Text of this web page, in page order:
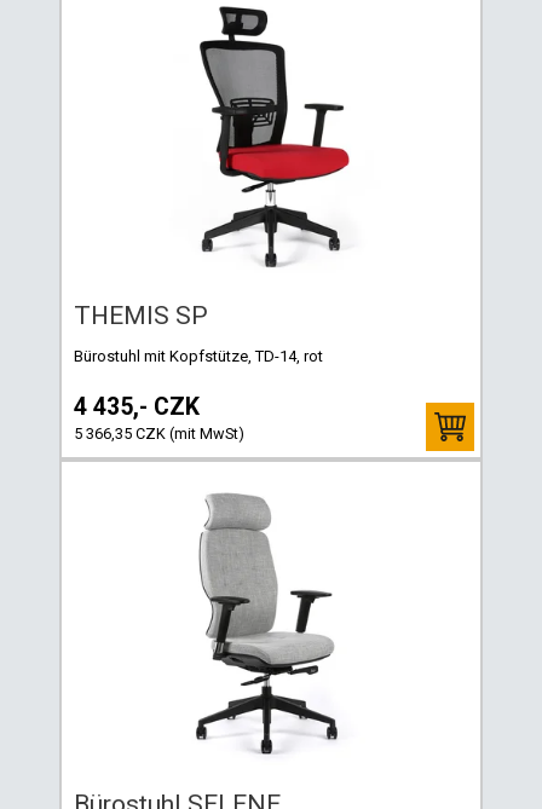
THEMIS SP
Bürostuhl mit Kopfstütze, TD-14, rot
4 435,- CZK
5 366,35 CZK (mit MwSt)